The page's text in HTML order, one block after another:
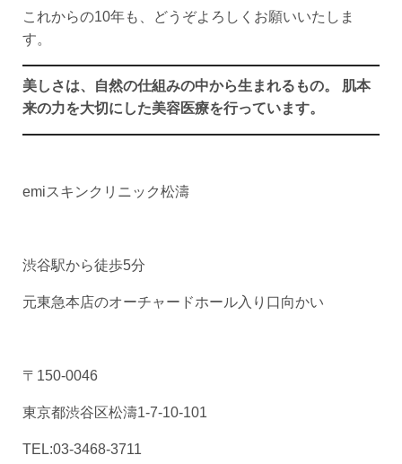
これからの10年も、どうぞよろしくお願いいたしま
す。
美しさは、自然の仕組みの中から生まれるもの。 肌本
来の力を大切にした美容医療を行っています。
emiスキンクリニック松濤
渋谷駅から徒歩5分
元東急本店のオーチャードホール入り口向かい
〒150-0046
東京都渋谷区松濤1-7-10-101
TEL:03-3468-3711